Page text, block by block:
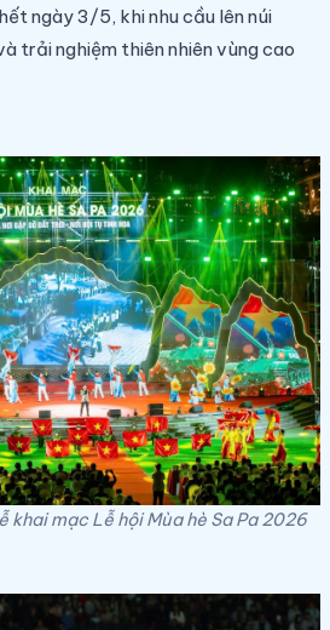
ngày 3/5, khi nhu cầu lên núi
trải nghiệm thiên nhiên vùng cao
khai mạc Lễ hội Mùa hè Sa Pa 2026